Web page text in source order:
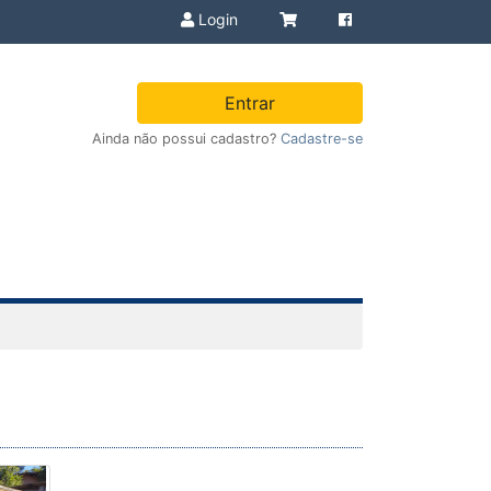
Login
Entrar
Ainda não possui cadastro? Cadastre-se